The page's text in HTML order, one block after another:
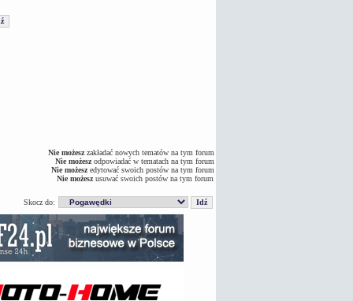
Nie możeszzakładać nowych tematów na tym forum
Nie możeszodpowiadać w tematach na tym forum
Nie możeszedytować swoich postów na tym forum
Nie możeszusuwać swoich postów na tym forum
Skocz do: